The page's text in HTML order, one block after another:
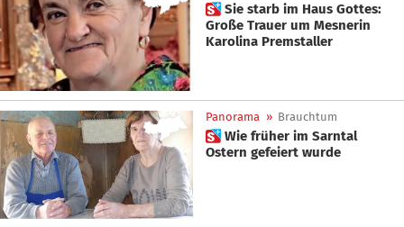
 Sie starb im Haus Gottes:
Große Trauer um Mesnerin
Karolina Premstaller
Panorama » Brauchtum
 Wie früher im Sarntal
Ostern gefeiert wurde